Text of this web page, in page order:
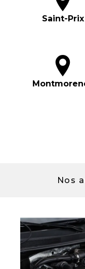
Saint-Prix
Nos